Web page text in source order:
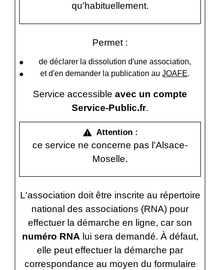
qu'habituellement.
Permet :
de déclarer la dissolution d'une association,
et d'en demander la publication au JOAFE.
Service accessible avec un compte
Service-Public.fr.
warning Attention :
ce service ne concerne pas l'Alsace-
Moselle.
L'association doit être inscrite au répertoire
national des associations (RNA) pour
effectuer la démarche en ligne, car son
numéro RNA lui sera demandé. À défaut,
elle peut effectuer la démarche par
correspondance au moyen du formulaire